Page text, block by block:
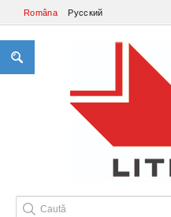
Româna Русский